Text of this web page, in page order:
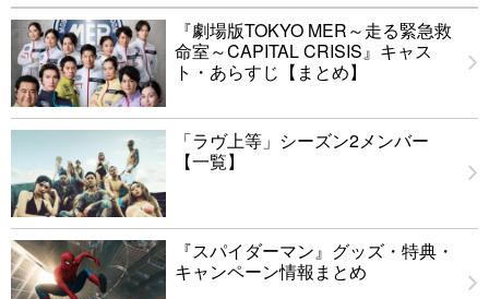
『劇場版TOKYO MER～走る緊急救
命室～CAPITAL CRISIS』キャス
ト・あらすじ【まとめ】
「ラヴ上等」シーズン2メンバー
【一覧】
『スパイダーマン』グッズ・特典・
キャンペーン情報まとめ